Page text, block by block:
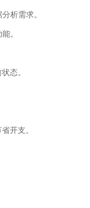
析需求。
。
态。
开支。